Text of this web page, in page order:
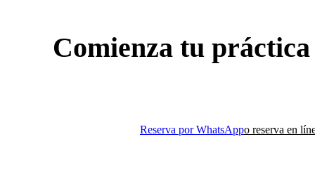
Comienza tu práctica
Reserva por WhatsAppo reserva en